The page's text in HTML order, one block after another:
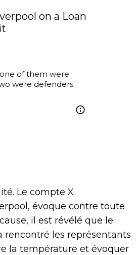
on a Loan
of them were
were defenders.
Le compte X
évoque contre toute
il est révélé que le
les représentants
la température et évoquer